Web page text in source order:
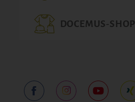
DOCEMUS-SHOP